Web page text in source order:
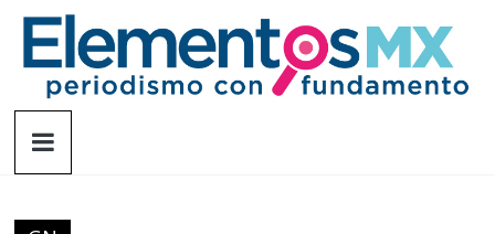
Saltar
contenido
Elementosmx